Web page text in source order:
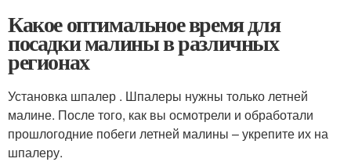
Какое оптимальное время для
посадки малины в различных
регионах
Установка шпалер . Шпалеры нужны только летней
малине. После того, как вы осмотрели и обработали
прошлогодние побеги летней малины – укрепите их на
шпалеру.